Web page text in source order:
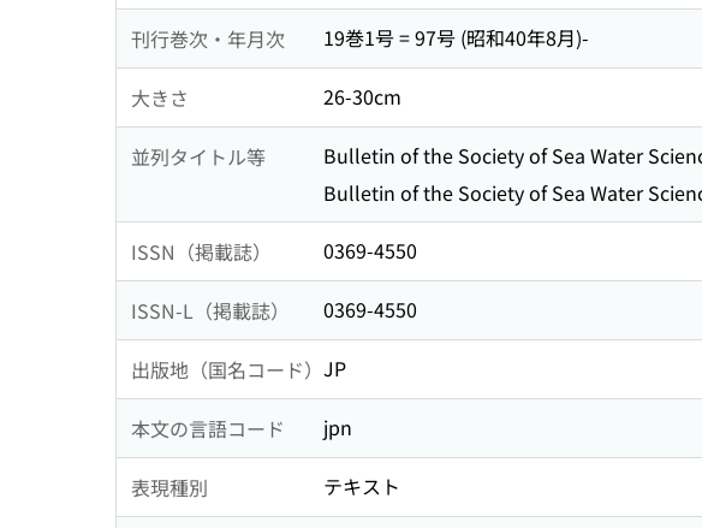
刊行巻次・年月次 19巻1号 = 97号 (昭和40年8月)-
大きさ 26-30cm
並列タイトル等
Bulletin of the Society of Sea Water
Bulletin of the Society of Sea Water
ISSN（掲載誌） 0369-4550
ISSN-L（掲載誌） 0369-4550
出版地（国名コード） JP
本文の言語コード jpn
表現種別 テキスト